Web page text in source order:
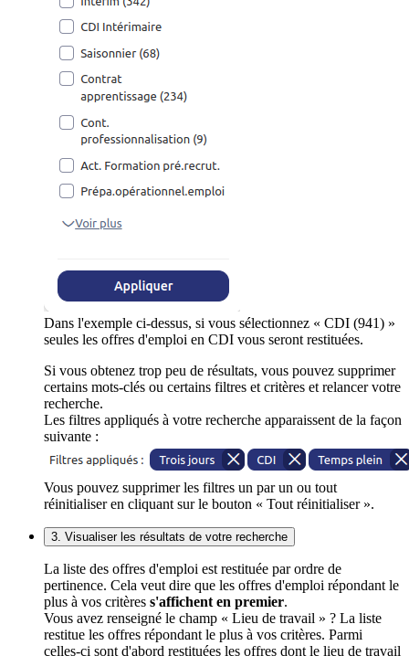
Dans l'exemple ci-dessus, si vous sélectionnez « CDI (941) »
seules les offres d'emploi en CDI vous seront restituées.
Si vous obtenez trop peu de résultats, vous pouvez supprimer
certains mots-clés ou certains filtres et critères et relancer votre
recherche.
Les filtres appliqués à votre recherche apparaissent de la façon
suivante :
Vous pouvez supprimer les filtres un par un ou tout
réinitialiser en cliquant sur le bouton « Tout réinitialiser ».
3. Visualiser les résultats de votre recherche
La liste des offres d'emploi est restituée par ordre de
pertinence. Cela veut dire que les offres d'emploi répondant le
plus à vos critères s'affichent en premier.
Vous avez renseigné le champ « Lieu de travail » ? La liste
restitue les offres répondant le plus à vos critères. Parmi
celles-ci sont d'abord restituées les offres dont le lieu de travail